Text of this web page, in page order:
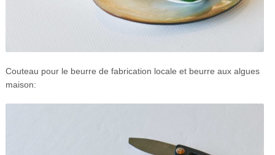
Couteau pour le beurre de fabrication locale et beurre aux algues
maison: